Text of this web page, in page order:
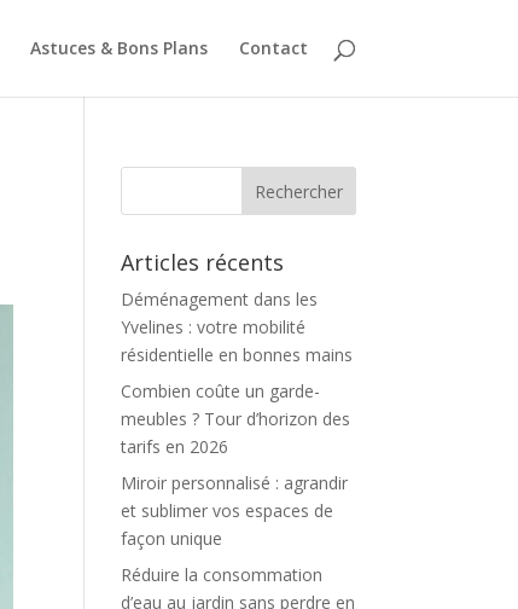
Astuces & Bons Plans Contact
Articles récents
Déménagement dans les
Yvelines : votre mobilité
résidentielle en bonnes mains
Combien coûte un garde-
meubles ? Tour d’horizon des
tarifs en 2026
Miroir personnalisé : agrandir
et sublimer vos espaces de
façon unique
Réduire la consommation
d’eau au jardin sans perdre en